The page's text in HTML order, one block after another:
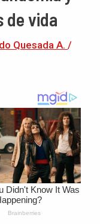
de vida
Quesada A. /